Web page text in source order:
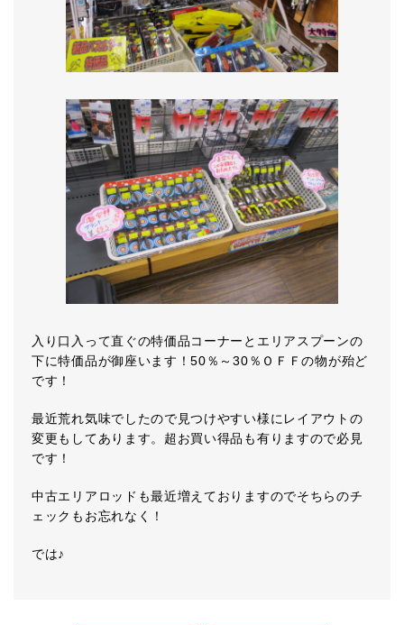
入り口入って直ぐの特価品コーナーとエリアスプーンの
下に特価品が御座います！50％～30％ＯＦＦの物が殆ど
です！
最近荒れ気味でしたので見つけやすい様にレイアウトの
変更もしてあります。超お買い得品も有りますので必見
です！
中古エリアロッドも最近増えておりますのでそちらのチ
ェックもお忘れなく！
では♪